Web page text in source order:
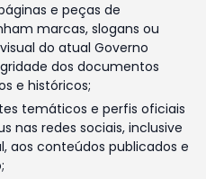
e peças de
marcas, slogans ou
do atual Governo
dos documentos
e históricos;
temáticos e perfis oficiais
nas redes sociais, inclusive
aos conteúdos publicados e